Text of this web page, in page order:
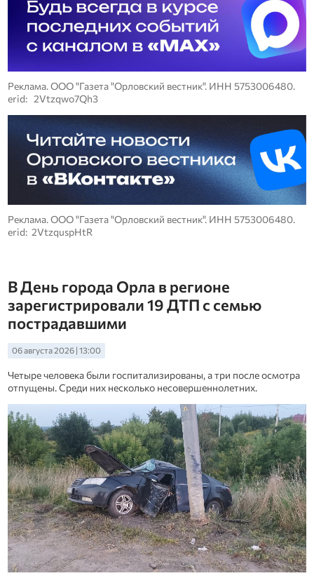
Реклама. ООО "Газета "Орловский вестник". ИНН 5753006480.
erid: 2Vtzqwo7Qh3
Реклама. ООО "Газета "Орловский вестник". ИНН 5753006480.
erid: 2VtzquspHtR
В День города Орла в регионе
зарегистрировали 19 ДТП с семью
пострадавшими
06 августа 2026 | 13:00
Четыре человека были госпитализированы, а три после осмотра
отпущены. Среди них несколько несовершеннолетних.